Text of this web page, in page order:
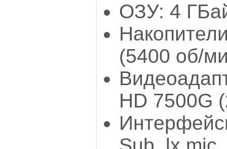
ОЗУ: 4
(5400 об/
HD 7500G